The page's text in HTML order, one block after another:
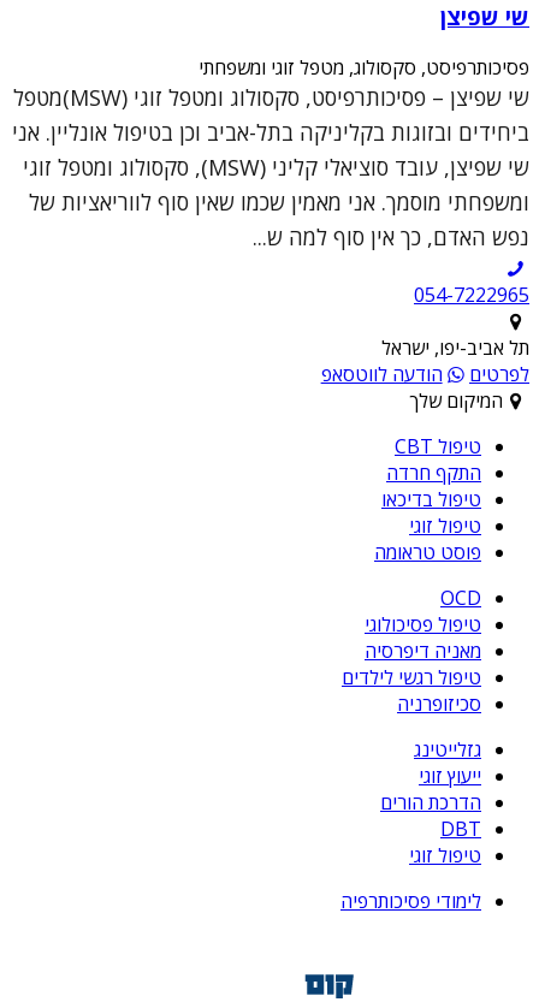
שי שפיצן
פסיכותרפיסט, סקסולוג, מטפל זוגי ומשפחתי
שי שפיצן – פסיכותרפיסט, סקסולוג ומטפל זוגי (MSW)מטפל
ביחידים ובזוגות בקליניקה בתל-אביב וכן בטיפול אונליין. אני
שי שפיצן, עובד סוציאלי קליני (MSW), סקסולוג ומטפל זוגי
ומשפחתי מוסמך. אני מאמין שכמו שאין סוף לווריאציות של
נפש האדם, כך אין סוף למה ש...
054-7222965
תל אביב-יפו, ישראל
לפרטים
הודעה לווטסאפ
המיקום שלך
טיפול CBT
התקף חרדה
טיפול בדיכאו
טיפול זוגי
פוסט טראומה
OCD
טיפול פסיכולוגי
מאניה דיפרסיה
טיפול רגשי לילדים
סכיזופרניה
גזלייטינג
ייעוץ זוגי
הדרכת הורים
DBT
טיפול זוגי
לימודי פסיכותרפיה